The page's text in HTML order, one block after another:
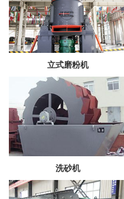
立式磨粉机
洗砂机